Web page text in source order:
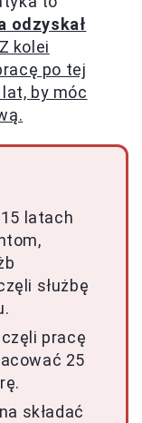
odzyskał
Z kolei
po tej
by móc
latach
służbę
pracę
25
składać